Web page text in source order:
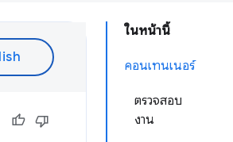
ในหน้านี้
คอนเทนเนอร์
ตรวจสอบ
งาน